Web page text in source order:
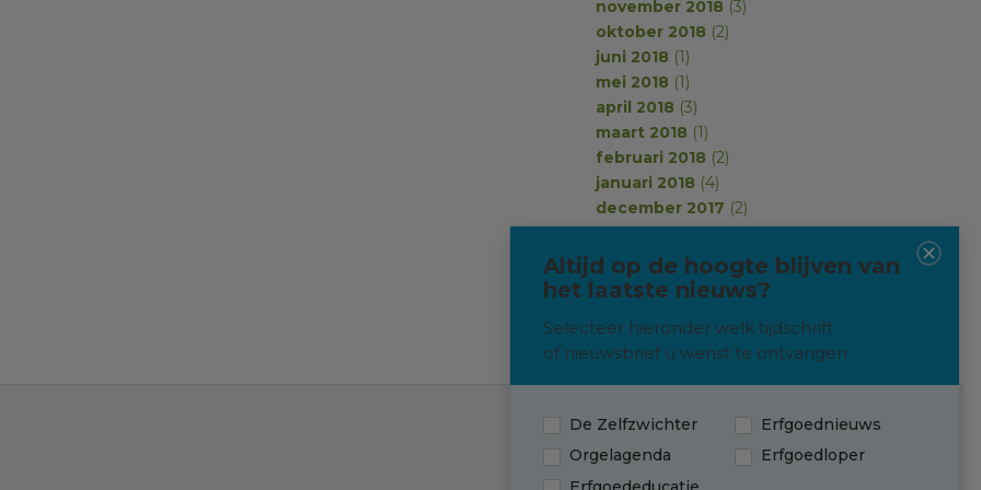
november 2018 (3)
oktober 2018 (2)
juni 2018 (1)
mei 2018 (1)
april 2018 (3)
maart 2018 (1)
februari 2018 (2)
januari 2018 (4)
december 2017 (2)
november 2017(2)
oktober 2017(1)
september 2017(2)
Contact
Altijd op de hoogte blijven van
het laatste nieuws?
Selecteer hieronder welk tijdschrift
of nieuwsbrief u wenst te ontvangen
De Zelfzwichter
Erfgoednieuws
Orgelagenda
Erfgoedloper